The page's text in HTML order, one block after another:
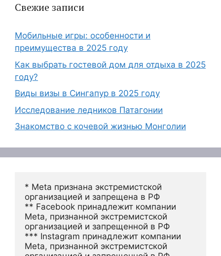
Свежие записи
Мобильные игры: особенности и
преимущества в 2025 году
Как выбрать гостевой дом для отдыха в 2025
году?
Виды визы в Сингапур в 2025 году
Исследование ледников Патагонии
Знакомство с кочевой жизнью Монголии
* Meta признана экстремистской
организацией и запрещена в РФ
** Facebook принадлежит компании
Meta, признанной экстремистской
организацией и запрещенной в РФ
*** Instagram принадлежит компании
Meta, признанной экстремистской